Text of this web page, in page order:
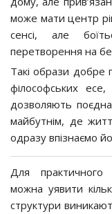
може мати центр
сенсі, але
перетворення на
Такі образи добре
філософських
дозволяють
майбутнім, де
одразу впізнаємо
Для практичного
можна уявити
структури